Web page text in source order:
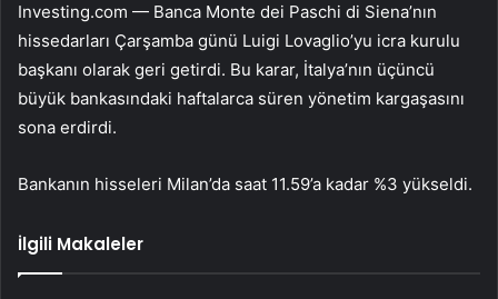
Investing.com — Banca Monte dei Paschi di Siena’nın
hissedarları Çarşamba günü Luigi Lovaglio’yu icra kurulu
başkanı olarak geri getirdi. Bu karar, İtalya’nın üçüncü
büyük bankasındaki haftalarca süren yönetim kargaşasını
sona erdirdi.
Bankanın hisseleri Milan’da saat 11.59’a kadar %3 yükseldi.
İlgili Makaleler